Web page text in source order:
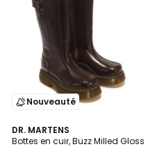
Nouveauté
DR. MARTENS
Bottes en cuir, Buzz Milled Gloss
2
Couleurs